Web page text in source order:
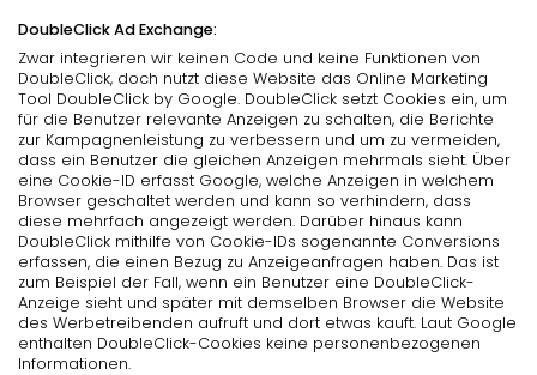
DoubleClick Ad Exchange:
Zwar integrieren wir keinen Code und keine Funktionen von
DoubleClick, doch nutzt diese Website das Online Marketing
Tool DoubleClick by Google. DoubleClick setzt Cookies ein, um
für die Benutzer relevante Anzeigen zu schalten, die Berichte
zur Kampagnenleistung zu verbessern und um zu vermeiden,
dass ein Benutzer die gleichen Anzeigen mehrmals sieht. Über
eine Cookie-ID erfasst Google, welche Anzeigen in welchem
Browser geschaltet werden und kann so verhindern, dass
diese mehrfach angezeigt werden. Darüber hinaus kann
DoubleClick mithilfe von Cookie-IDs sogenannte Conversions
erfassen, die einen Bezug zu Anzeigeanfragen haben. Das ist
zum Beispiel der Fall, wenn ein Benutzer eine DoubleClick-
Anzeige sieht und später mit demselben Browser die Website
des Werbetreibenden aufruft und dort etwas kauft. Laut Google
enthalten DoubleClick-Cookies keine personenbezogenen
Informationen.